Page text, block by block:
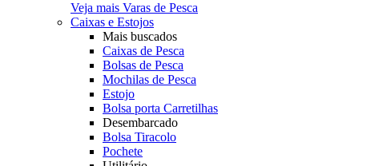
Veja mais Varas de Pesca
Caixas e Estojos
Mais buscados
Caixas de Pesca
Bolsas de Pesca
Mochilas de Pesca
Estojo
Bolsa porta Carretilhas
Desembarcado
Bolsa Tiracolo
Pochete